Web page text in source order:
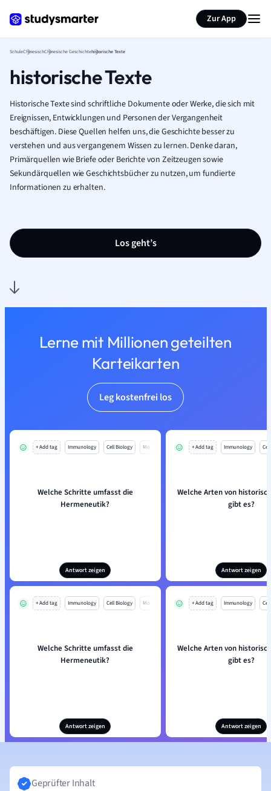
Zur App
SchuleChinesischChinesische Geschichtehistorische Texte
historische Texte
Historische Texte sind schriftliche Dokumente oder Werke, die sich mit
Ereignissen, Entwicklungen und Personen der Vergangenheit
beschäftigen. Diese Quellen helfen uns, die Geschichte besser zu
verstehen und aus vergangenem Wissen zu lernen. Denke daran,
Primärquellen wie Briefe oder Berichte von Zeitzeugen sowie
Sekundärquellen wie Geschichtsbücher zu nutzen, um fundierte
Informationen zu erhalten.
Los geht’s
Lerne mit Millionen geteilten
Karteikarten
Leg kostenfrei los
+ Add tag Immunology Cell Biology Mo
Welche Schritte umfasst die
Hermeneutik?
Antwort zeigen
+ Add tag Immunology
Welche Arten von
gibt es?
Antwort zeigen
+ Add tag Immunology Cell Biology Mo
Welche Schritte umfasst die
Hermeneutik?
Antwort zeigen
+ Add tag Immunology
Welche Arten von
gibt es?
Antwort zeigen
Seite zusammenfassen
Geprüfter Inhalt